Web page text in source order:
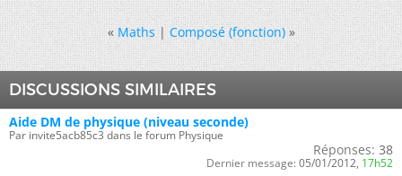
« Maths|Composé (fonction) »
DISCUSSIONS SIMILAIRES
Aide DM de physique (niveau seconde)
Par invite5acb85c3 dans le forum Physique
Réponses: 38
Dernier message: 05/01/2012, 17h52